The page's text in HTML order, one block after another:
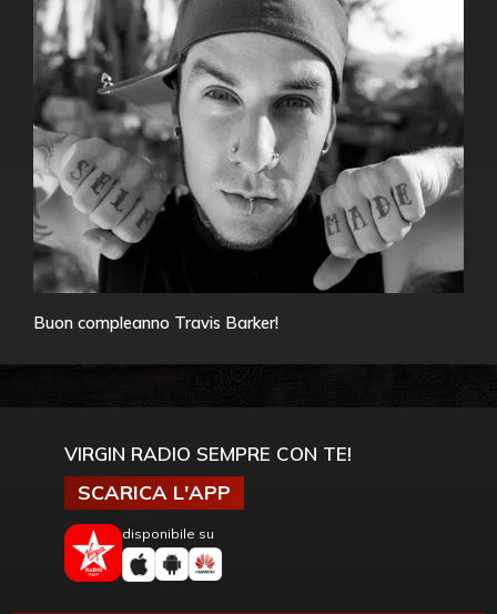
Buon compleanno Travis Barker!
VIRGIN RADIO SEMPRE CON TE!
SCARICA L'APP
disponibile su